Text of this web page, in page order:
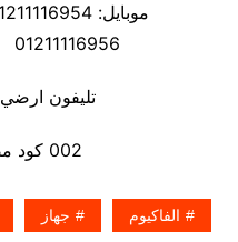
تليفون ارضي 0225880056
002 كود مصر قبل الرقم
الفاكيوم جهاز